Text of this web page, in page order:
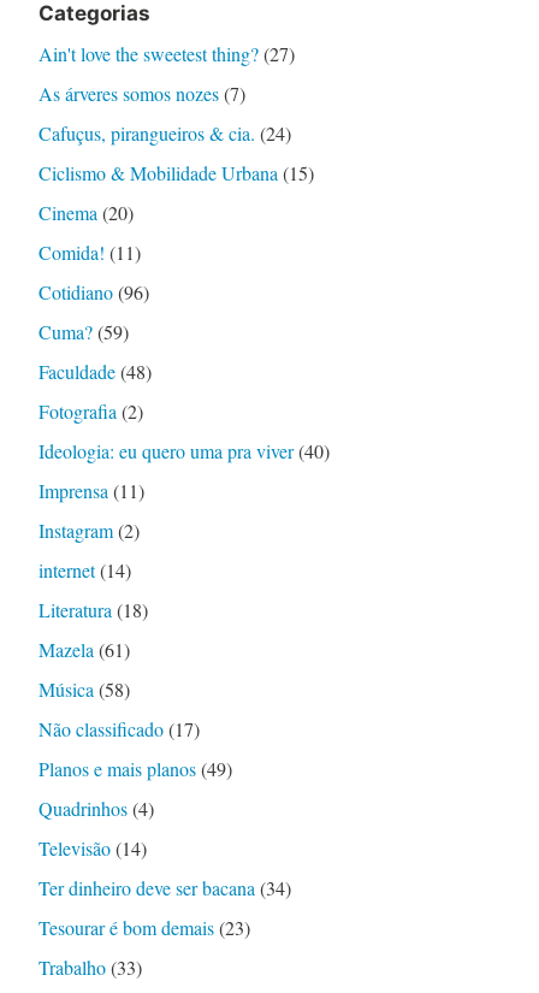
Categorias
Ain't love the sweetest thing?(27)
As árveres somos nozes(7)
Cafuçus, pirangueiros & cia. (24)
Ciclismo & Mobilidade Urbana(15)
Cinema(20)
Comida! (11)
Cotidiano(96)
Cuma?(59)
Faculdade(48)
Fotografia(2)
Ideologia: eu quero uma pra viver(40)
Imprensa(11)
Instagram(2)
internet(14)
Literatura(18)
Mazela(61)
Música(58)
Não classificado(17)
Planos e mais planos(49)
Quadrinhos(4)
Televisão(14)
Ter dinheiro deve ser bacana(34)
Tesourar é bom demais(23)
Trabalho(33)